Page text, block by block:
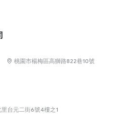
桃園市楊梅區高獅路822巷10號
台元二街6號4樓之1